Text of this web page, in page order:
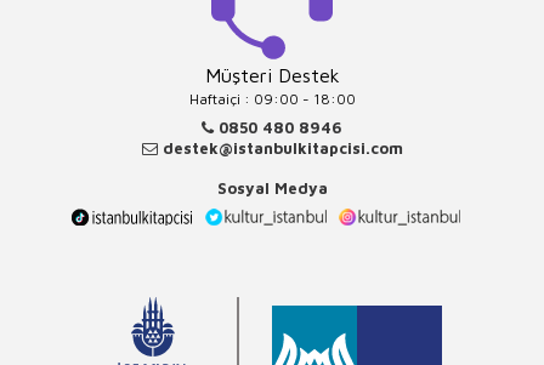
Müşteri Destek
Haftaiçi : 09:00 - 18:00
0850 480 8946
destek@istanbulkitapcisi.com
Sosyal Medya